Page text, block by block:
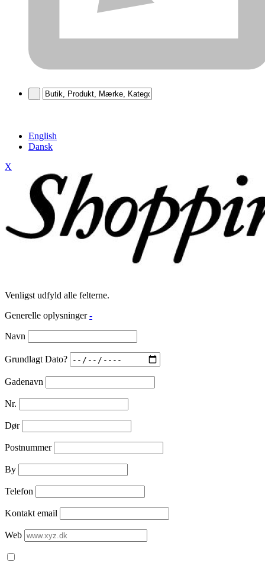
English
Dansk
X
Venligst udfyld alle felterne.
Generelle oplysninger -
Navn
Grundlagt Dato?
Gadenavn
Nr.
Dør
Postnummer
By
Telefon
Kontakt email
Web